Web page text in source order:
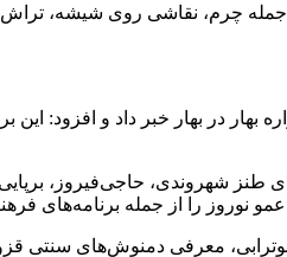
از جمله چرم، نقاشی روی شیشه،
طنز شهروندی، حاجی‌فیروز،
نوروز را از جمله برنامه‌های
ابوترابی، معرفی دمنوش‌های